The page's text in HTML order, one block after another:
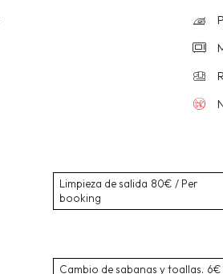
Limpieza de salida 80€ / Per
booking
Cambio de sabanas y toallas.